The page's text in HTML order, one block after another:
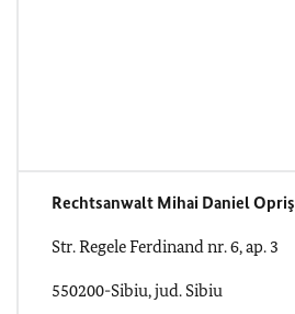
Rechtsanwalt Mihai Daniel Opriş
Str. Regele Ferdinand nr. 6, ap. 3
550200-Sibiu, jud. Sibiu